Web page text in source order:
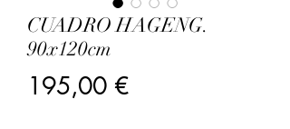
CUADRO HAGENG.
90x120cm
195,00 €Precio